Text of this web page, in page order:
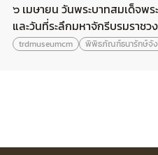
๖ เมษายน วันพระบาทสมเด็จพ
และวันที่ระลึกมหาจักรีบรมราชว
trdmuseumcm พิพิธภัณฑ์ธนารักษ์จัง